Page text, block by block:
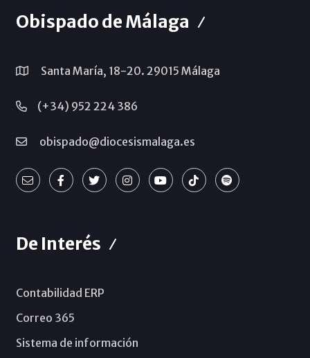
Obispado de Málaga
Santa María, 18-20. 29015 Málaga
(+34) 952 224 386
obispado@diocesismalaga.es
De Interés
Contabilidad ERP
Correo 365
Sistema de información